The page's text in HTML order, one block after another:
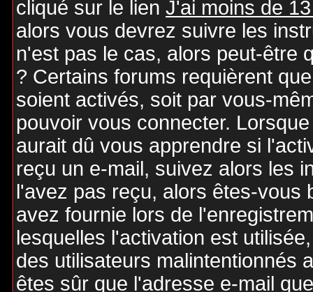
cliqué sur le lienJ'ai moins de
alors vous devrez suivre les
n'est pas le cas, alors peut-être
? Certains forums requièrent
soient activés, soit par vous-
pouvoir vous connecter.
aurait dû vous apprendre si
reçu un e-mail, suivez alors les
l'avez pas reçu, alors êtes-vous
avez fournie lors de
lesquelles l'activation est
des utilisateurs malintentionnés
êtes sûr que l'adresse e-mail